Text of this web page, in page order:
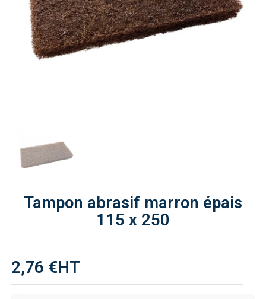
Tampon abrasif marron épais
115 x 250
2,76 €HT